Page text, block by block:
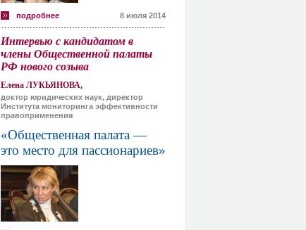
подробнее 8 июля 2014
Интервью с кандидатом в
члены Общественной палаты
РФ нового созыва
Елена ЛУКЬЯНОВА,
доктор юридических наук, директор
Института мониторинга эффективности
правоприменения
«Общественная палата —
это место для пассионариев»